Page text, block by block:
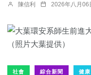
陳信利 2026年八月06
社會 綜合新聞 健康